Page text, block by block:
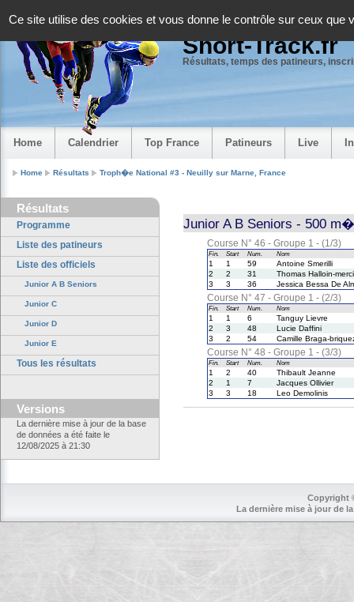
Ce site utilise des cookies et vous donne le contrôle sur ceux que
Short-Track.fr
Résultats, temps des patineurs,
Home Calendrier Top France Patineurs Live
Home Résultats Troph�e National #3 - Neuilly sur Marne, France
Résultats
Programme
Liste des patineurs
Liste des officiels
Junior A B Seniors
Junior C
Junior D
Junior E
Tous les résultats
Versions
La dernière mise à jour de la base
de données a été faite le
12/08/2025 à 21:30
Junior A B Seniors - 500
Course N° 46 - Groupe 1 - (1/3)
Fin. Start Num. Nom
1 1 59
Antoine Smerilli
2
2 31
Thomas Halloin-
3
3 36 Jessica Bessa De
Course N° 47 - Groupe 1 - (2/3)
Fin. Start Num. Nom
1 1 6
Tanguy Lievre
2
3 48
Lucie Daffini
3
2 54 Camille Braga-
Course N° 48 - Groupe 1 - (3/3)
Fin. Start Num. Nom
1 2 40
Thibault Jeanne
2
1 7
Jacques Ollivier
3
3 18 Leo Demolinis
Copyright
La dernière mise à jour de